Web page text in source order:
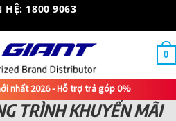
HỆ: 1800 9063
0
nhất 2026 - Hỗ trợ trả góp 0%
TRÌNH KHUYẾN MÃI